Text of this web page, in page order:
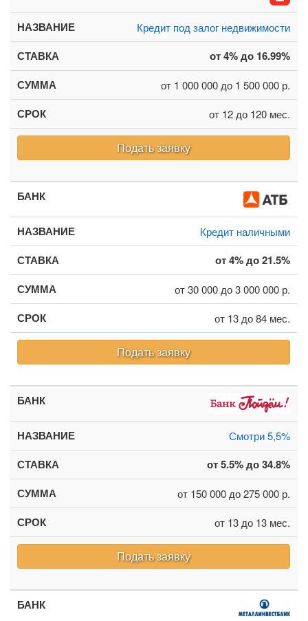
Кредит под залог недвижимости
от 4% до 16.99%
от 1 000 000 до 1 500 000 р.
от 12 до 120 мес.
Подать заявку
Кредит наличными
от 4% до 21.5%
от 30 000 до 3 000 000 р.
от 13 до 84 мес.
Подать заявку
Смотри 5,5%
от 5.5% до 34.8%
от 150 000 до 275 000 р.
от 13 до 13 мес.
Подать заявку